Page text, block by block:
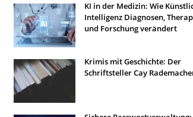
KI in der Medizin: Wie
Intelligenz Diagnosen,
und Forschung verändert
Krimis mit Geschichte: Der
Schriftsteller Cay